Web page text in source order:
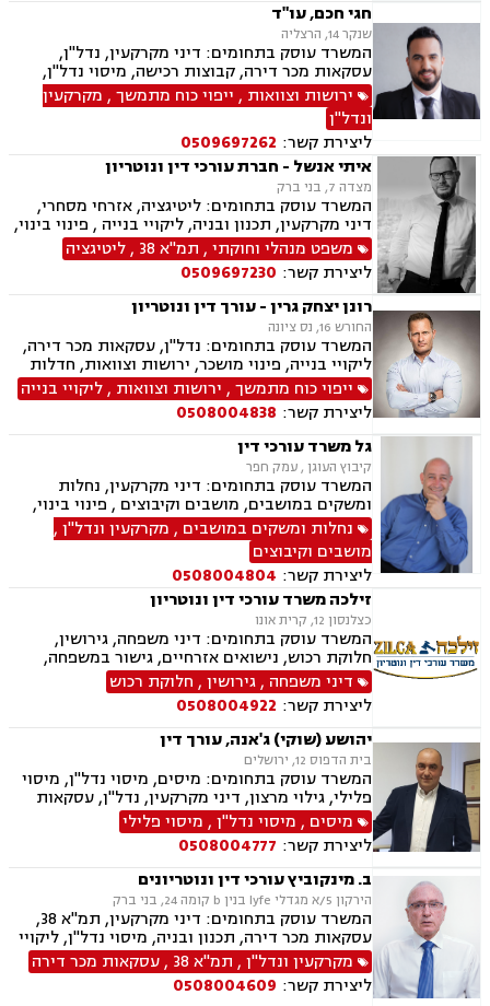
חגי חכם, עו"ד
שנקר 14, הרצליה
המשרד עוסק בתחומים: דיני מקרקעין, נדל"ן,
עסקאות מכר דירה, קבוצות רכישה, מיסוי נדל"ן,
אזרחי מסחרי, ירושות וצוואות, ייפוי כוח מתמשך
ירושות וצוואות , ייפוי כוח מתמשך, מקרקעין
ונדל"ן
ליצירת קשר: 0509697262
איתי אנשל - חברת עורכי דין ונוטריון
מצדה 7, בני ברק
המשרד עוסק בתחומים: ליטיגציה, אזרחי מסחרי,
דיני מקרקעין, תכנון ובניה, ליקויי בנייה , פינוי בינוי,
קבוצות רכישה, עסקאות מכר דירה, פינוי מושכר,
מגרשים לבניה ,נחלות ומשקים במושבים, רשות
מקרקעי ישראל, צווי הריסה, מיסוי נדל"ן, היטל
פיתוח, היטל השבחה, דיני חוזים, תביעות ייצוגיות,
ירושות וצוואות, נוטריון, דיני מכרזים והתקשרויות,
חוקתי ומנהלי, רישוי עסקים, דיני חברות, סכסוך בין
בעלי מניות, ליווי עסקי, הגבלים עסקיים, בנקים,
ערבויות ושטרות, קניין רוחני, זכויות יוצרים, דיני
בנקאות, חברות אשראי סליקה
משפט מנהלי וחוקתי, תמ"א 38 ,ליטיגציה
ליצירת קשר: 0509697230
רונן יצחק גרין - עורך דין ונוטריון
החורש 16, נס ציונה
המשרד עוסק בתחומים: נדל"ן, עסקאות מכר דירה,
ליקויי בנייה, פינוי מושכר, ירושות וצוואות, חדלות
ייפוי כוח מתמשך, דיני עבודה, מגשר ובורר
ייפוי כוח מתמשך, ירושות וצוואות ,ליקויי בנייה
ליצירת קשר: 0508004838
גל משרד עורכי דין
קיבוץ העוגן , עמק חפר
המשרד עוסק בתחומים: דיני מקרקעין, נחלות
ומשקים במושבים, מושבים וקיבוצים , פינוי בינוי,
תמ"א 38, עסקאות מכר דירה, רשות מקרקעי ישראל,
השקעות בחו"ל, קבוצות רכישה, נדל"ן, מגרשים
לבניה , רישום קבלנים, נדל"ן ביהודה ושומרון, מיסוי
נדל"ן, נוטריון, מגשרים
נחלות ומשקים במושבים , מקרקעין ונדל"ן,
מושבים וקיבוצים
ליצירת קשר: 0508004804
זילכה משרד עורכי דין ונוטריון
כצלנסון 12, קרית אונו
המשרד עוסק בתחומים: דיני משפחה, גירושין,
חלוקת רכוש, נישואים אזרחיים, גישור במשפחה,
ירושות וצוואות, הסכמי ממון, אפוטרופסות,
משמורת, מזונות, ייפוי כוח מתמשך, דיני עבודה,
דיני מקרקעין, תמ"א 38, מגרשים לבניה , הפקעת
קרקעות, פינוי בינוי, תכנון ובניה, עסקאות מכר דירה,
ליקויי בנייה, מיסוי נדל"ן, נדל"ן, נזיקין, לשון הרע,
תאונות דרכים, תאונות עבודה, דיני חברות, ליווי
עסקי, ליווי מיזמי סטארטאפ, קניין רוחני, רשלנות
רפואית, רשלנות רפואית - רפואת שיניים, משרד
הביטחון, נכי צה"ל, משפט צבאי
דיני משפחה ,גירושין, חלוקת רכוש
ליצירת קשר: 0508004922
יהושע (שוקי) ג'אנה, עורך דין
בית הדפוס 12, ירושלים
המשרד עוסק בתחומים: מיסים, מיסוי נדל"ן, מיסוי
פלילי, גילוי מרצון, דיני מקרקעין, נדל"ן, עסקאות
מכר דירה, פינוי בינוי, קבוצות רכישה, תמ"א 38
מיסים , מיסוי נדל"ן, מיסוי פלילי
ליצירת קשר: 0508004777
ב. מינקוביץ עורכי דין ונוטריונים
הירקון 5/א מגדלי lyfe בנין b קומה 24, בני ברק
המשרד עוסק בתחומים: דיני מקרקעין, תמ"א 38,
עסקאות מכר דירה, תכנון ובניה, מיסוי נדל"ן, ליקויי
בנייה, דיני חוזים, דיני חברות, לשון הרע, ליטיגציה,
נוטריון, ייפוי כוח מתמשך, ירושות וצוואות, פינוי
בינוי, מגרשים לבניה , הסכמי ממון, נזקי רכוש
מקרקעין ונדל"ן, תמ"א 38 ,עסקאות מכר דירה
ליצירת קשר: 0508004609